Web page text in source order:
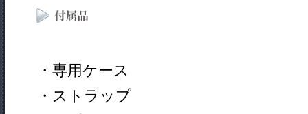
・専用ケース
・ストラップ